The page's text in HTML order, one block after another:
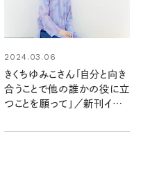
2024.03.06
きくちゆみこさん「自分と向き
合うことで他の誰かの役に立
つことを願って」／新刊インタ